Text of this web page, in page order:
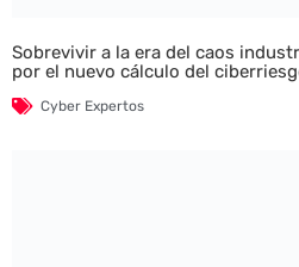
Sobrevivir a la era del caos
por el nuevo cálculo del
Cyber Expertos